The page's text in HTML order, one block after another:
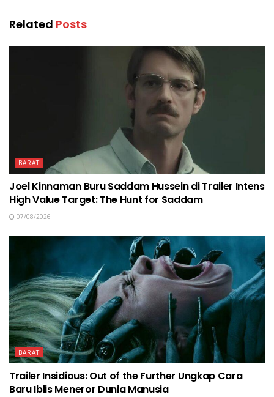
Related Posts
BARAT
Joel Kinnaman Buru Saddam Hussein di Trailer Intens
High Value Target: The Hunt for Saddam
07/08/2026
BARAT
Trailer Insidious: Out of the Further Ungkap Cara
Baru Iblis Meneror Dunia Manusia